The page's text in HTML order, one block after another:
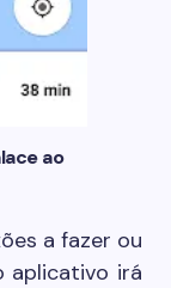
ao
a fazer ou
aplicativo irá